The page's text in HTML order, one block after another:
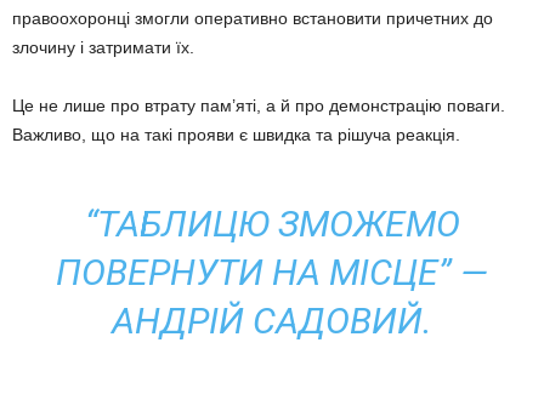
правоохоронці змогли оперативно встановити причетних до
злочину і затримати їх.
Це не лише про втрату пам’яті, а й про демонстрацію поваги.
Важливо, що на такі прояви є швидка та рішуча реакція.
“ТАБЛИЦЮ ЗМОЖЕМО
ПОВЕРНУТИ НА МІСЦЕ” —
АНДРІЙ САДОВИЙ.